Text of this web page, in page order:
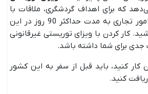
که برای اهداف گردشگری، ملاقات با
خانواده و دوستان یا امور تجاری به مدت حداکثر 90 روز در این
کار کردن با ویزای توریستی غیرقانونی
برای شما داشته باشد.
کار کنید، باید قبل از سفر به این کشور
کنید.